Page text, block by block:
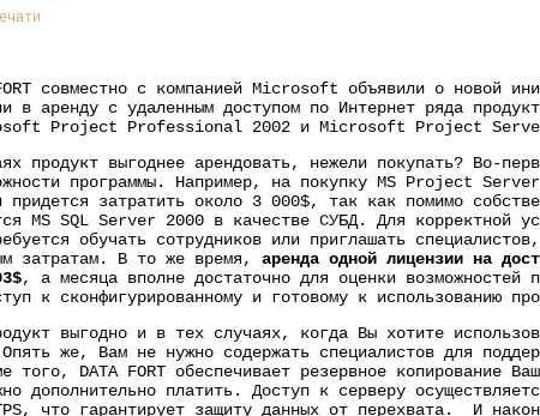
совместно с компанией Microsoft объявили о новой
в аренду с удаленным доступом по Интернет ряда
Project Professional 2002 и Microsoft Project
продукт выгоднее арендовать, нежели покупать? Во-
программы. Например, на покупку MS Project
придется затратить около 3 000$, так как помимо
MS SQL Server 2000 в качестве СУБД. Для корректной
обучать сотрудников или приглашать
затратам. В то же время, аренда одной лицензии на
, а месяца вполне достаточно для оценки возможностей
к сконфигурированному и готовому к использованию
выгодно и в тех случаях, когда Вы хотите
же, Вам не нужно содержать специалистов для
того, DATA FORT обеспечивает резервное копирование
дополнительно платить. Доступ к серверу
что гарантирует защиту данных от перехвата. И